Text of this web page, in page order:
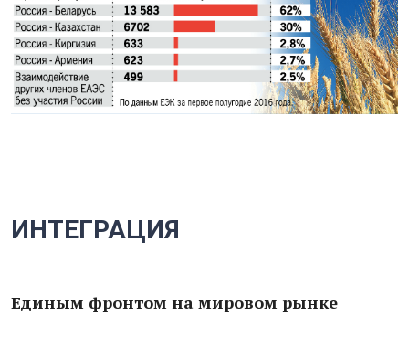
ИНТЕГРАЦИЯ
Единым фронтом на мировом рынке